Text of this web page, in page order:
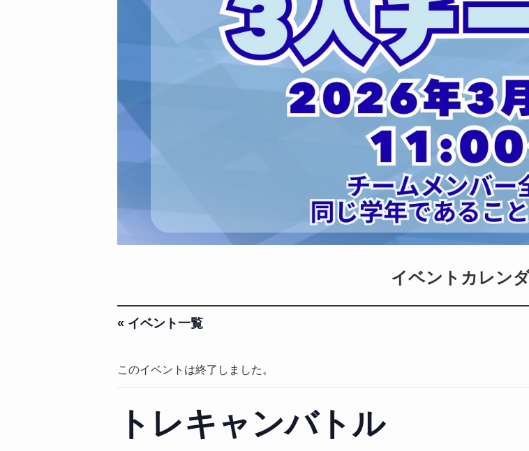
イベントカレン
« イベント一覧
このイベントは終了しました。
トレキャンバトル